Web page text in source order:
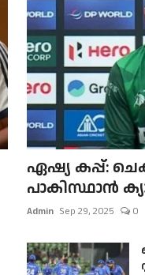
ഏഷ്യ കപ്പ്:
പാകിസ്ഥാൻ
Admin Sep 29, 2025 0